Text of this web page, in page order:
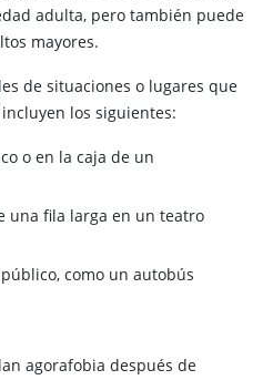
adulta, pero también puede
mayores.
de situaciones o lugares que
los siguientes:
o en la caja de un
una fila larga en un teatro
como un autobús
agorafobia después de